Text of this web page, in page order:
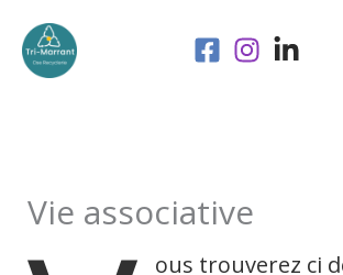
contenu
Vie associative
ous trouverez ci